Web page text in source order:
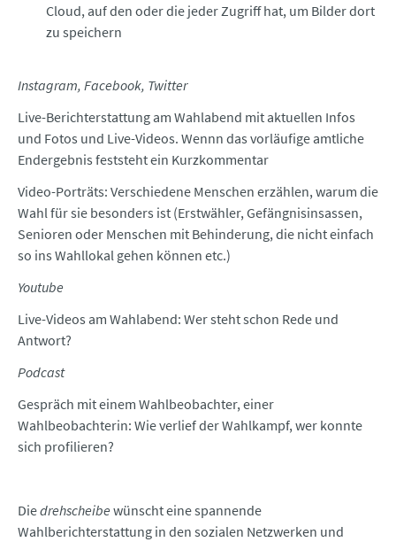
Cloud, auf den oder die jeder Zugriff hat, um Bilder dort
zu speichern
Instagram, Facebook, Twitter
Live-Berichterstattung am Wahlabend mit aktuellen Infos
und Fotos und Live-Videos. Wennn das vorläufige amtliche
Endergebnis feststeht ein Kurzkommentar
Video-Porträts: Verschiedene Menschen erzählen, warum die
Wahl für sie besonders ist (Erstwähler, Gefängnisinsassen,
Senioren oder Menschen mit Behinderung, die nicht einfach
so ins Wahllokal gehen können etc.)
Youtube
Live-Videos am Wahlabend: Wer steht schon Rede und
Antwort?
Podcast
Gespräch mit einem Wahlbeobachter, einer
Wahlbeobachterin: Wie verlief der Wahlkampf, wer konnte
sich profilieren?
Diedrehscheibe wünscht eine spannende
Wahlberichterstattung in den sozialen Netzwerken und